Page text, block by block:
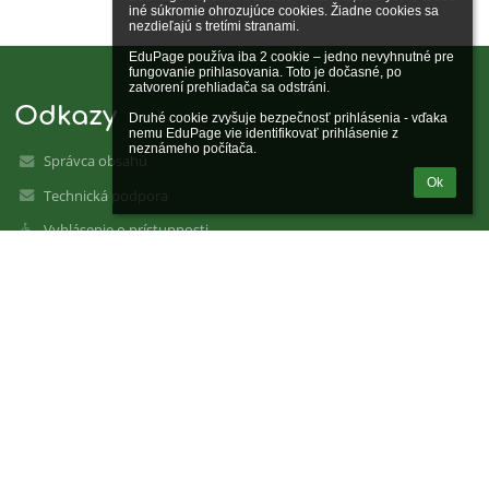
iné súkromie ohrozujúce cookies. Žiadne cookies sa
nezdieľajú s tretími stranami.
EduPage používa iba 2 cookie – jedno nevyhnutné pre
fungovanie prihlasovania. Toto je dočasné, po
zatvorení prehliadača sa odstráni.
Druhé cookie zvyšuje bezpečnosť prihlásenia - vďaka
nemu EduPage vie identifikovať prihlásenie z
neznámeho počítača.
Ok
Odkazy
Správca obsahu
Technická podpora
Vyhlásenie o prístupnosti